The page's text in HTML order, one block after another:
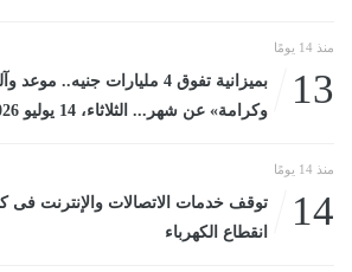
منذ 14 يومًا
13
بميزانية تفوق 4 مليارات
وكرامة» عن شهر... الثلاثاء، 14 يوليو 2026 10:46 صـ
منذ 14 يومًا
14
توقف خدمات الاتصالات والإنترنت فى
انقطاع الكهرباء